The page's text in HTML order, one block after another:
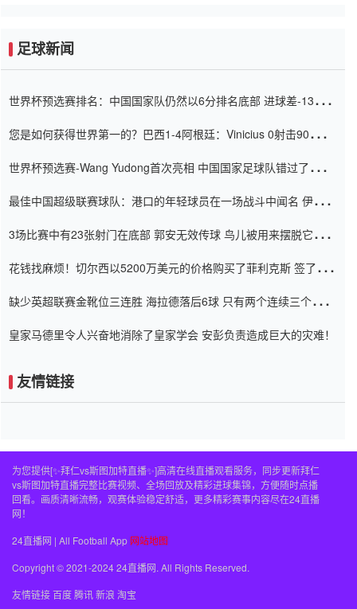
足球新闻
世界杯预选赛排名：中国国家队仍然以6分排名底部 进球差-13令人
您是如何获得世界第一的？巴西1-4阿根廷：Vinicius 0射击90分钟
世界杯预选赛-Wang Yudong首次亮相 中国国家足球队错过了世界
最佳中国超级联赛球队：港口的年轻球员在一场战斗中闻名 伊万放
3场比赛中有23张射门在底部 郭安无效传球 鸟儿被用来摆脱它
花钱找麻烦！切尔西以5200万美元的价格购买了菲利克斯 签了7年
缺少英超联赛金靴位三连胜 海拉德落后6球 只有两个连续三个连续
皇家马德里令人兴奋地消除了皇家学会 安彭负责造成巨大的灾难！
友情链接
为您提供[✨拜仁vs斯图加特直播✨]高清在线直播观看服务，同步更新拜仁
vs斯图加特直播完整比赛视频、全场回放及精彩进球集锦，方便随时点播
回看。画质清晰流畅，观赛体验稳定舒适，更多精彩赛事内容尽在24直播
网！
24直播网 | All Football App 网站地图
Copyright © 2021-2024 24直播网. All Rights Reserved.
友情链接百度腾讯新浪 淘宝